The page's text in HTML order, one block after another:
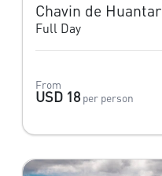
Chavin de Huantar
Full Day
From
USD 18 per person